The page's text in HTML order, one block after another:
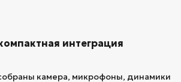
интеграция
камера, микрофоны, динамики